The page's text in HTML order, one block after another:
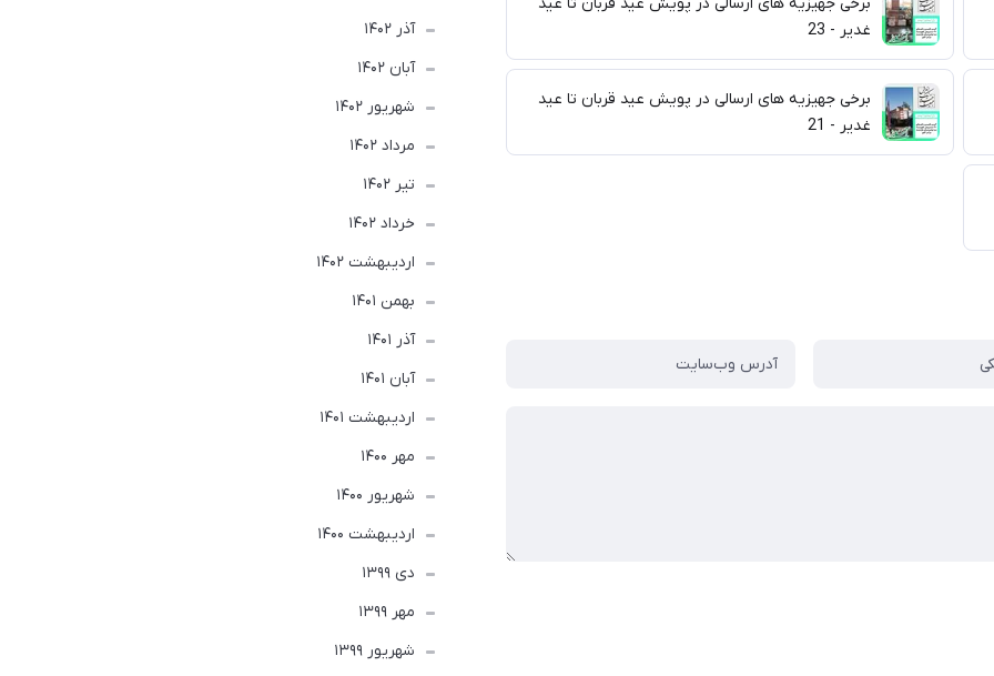
غدیر - 23
برخی جهیزیه های ارسالی در پویش عید قربان تا عید
غدیر - 21
آذر 1402
آبان 1402
شهریور 1402
مرداد 1402
تير 1402
خرداد 1402
ارديبهشت 1402
بهمن 1401
آذر 1401
آبان 1401
ارديبهشت 1401
مهر 1400
شهریور 1400
ارديبهشت 1400
دی 1399
مهر 1399
شهریور 1399